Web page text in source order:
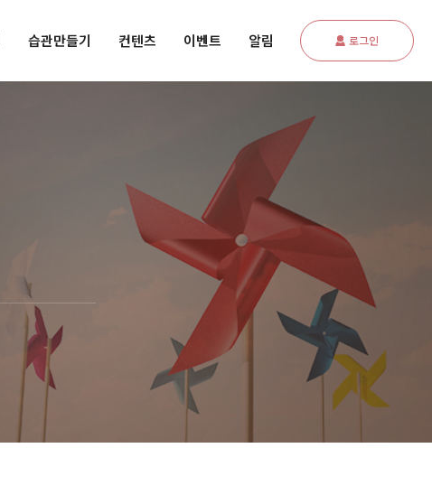
습관만들기 컨텐츠 이벤트 알림 로그인